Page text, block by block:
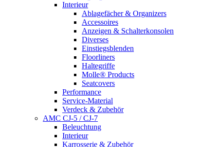
Interieur
Ablagefächer & Organizers
Accessoires
Anzeigen & Schalterkonsolen
Diverses
Einstiegsblenden
Floorliners
Haltegriffe
Molle® Products
Seatcovers
Performance
Service-Material
Verdeck & Zubehör
AMC CJ-5 / CJ-7
Beleuchtung
Interieur
Karrosserie & Zubehör